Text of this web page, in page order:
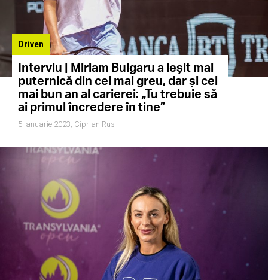
Driven
Interviu | Miriam Bulgaru a ieșit mai
puternică din cel mai greu, dar și cel
mai bun an al carierei: „Tu trebuie să
ai primul încredere în tine”
5 ianuarie 2023, Ciprian Rus